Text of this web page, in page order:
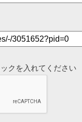
クを入れてください